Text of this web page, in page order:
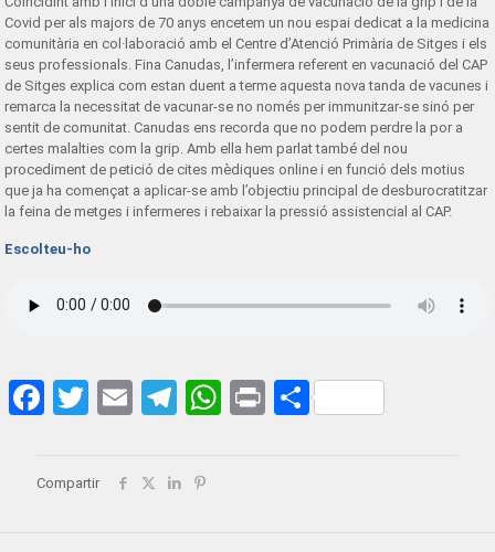
Covid per als majors de 70 anys encetem un nou espai dedicat a la medicina
comunitària en col·laboració amb el Centre d’Atenció Primària de Sitges i els
seus professionals. Fina Canudas, l’infermera referent en vacunació del CAP
de Sitges explica com estan duent a terme aquesta nova tanda de vacunes i
remarca la necessitat de vacunar-se no només per immunitzar-se sinó per
sentit de comunitat. Canudas ens recorda que no podem perdre la por a
certes malalties com la grip. Amb ella hem parlat també del nou
procediment de petició de cites mèdiques online i en funció dels motius
que ja ha començat a aplicar-se amb l’objectiu principal de desburocratitzar
la feina de metges i infermeres i rebaixar la pressió assistencial al CAP.
Escolteu-ho
Facebook
Twitter
EmailTelegram
WhatsApp
PrintShare
Compartir